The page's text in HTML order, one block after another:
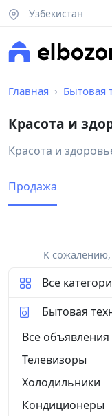
Узбекистан
Главная Бытовая
Красота и
Красота и
Продажа
К сожалению,
Все
Бытовая
Все объявления
Телевизоры
Холодильники
Кондиционеры